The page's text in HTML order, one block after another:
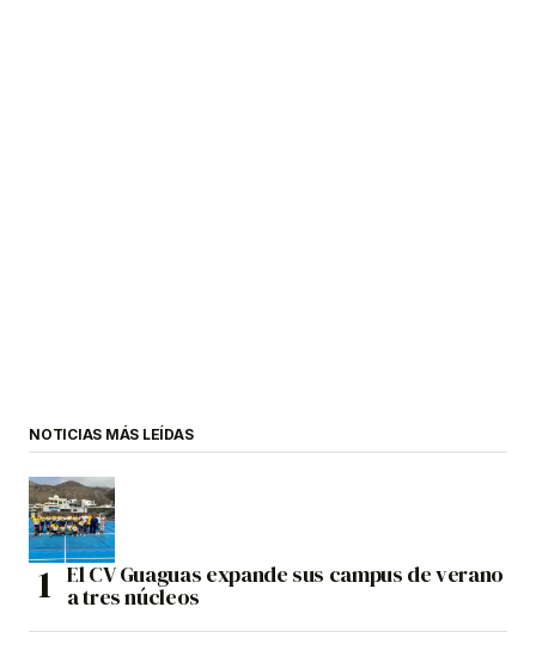
NOTICIAS MÁS LEÍDAS
El CV Guaguas expande sus campus de verano
a tres núcleos